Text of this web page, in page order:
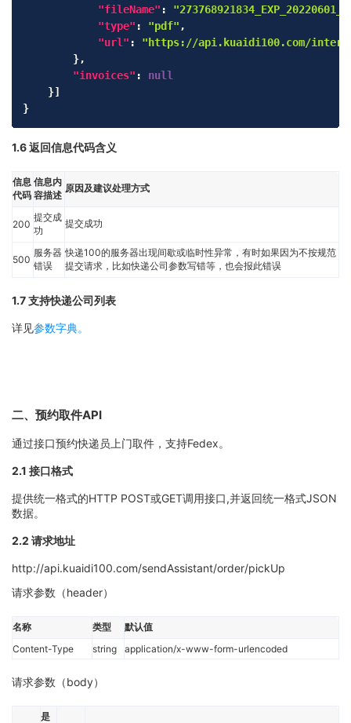
"fileName" :
"type" : "pdf" ,
"url" :
"https://api.kuaidi100.com/
},
"invoices" :
null
}]
}
1.6 返回信息代码含义
信息
代码
信息内
容描述
原因及建议处理方式
200
提交成
功
提交成功
500
服务器
错误
快递100的服务器出现间歇或临时性异常，有时如果因为不按规范
提交请求，比如快递公司参数写错等，也会报此错误
1.7 支持快递公司列表
详见参数字典。
二、预约取件API
通过接口预约快递员上门取件，支持Fedex。
2.1 接口格式
提供统一格式的HTTP POST或GET调用接口,并返回统一格式JSON
数据。
2.2 请求地址
http://api.kuaidi100.com/sendAssistant/order/pickUp
请求参数（header）
名称 类型
默认值
Content-Type
string application/x-www-form-urlencoded
请求参数（body）
是